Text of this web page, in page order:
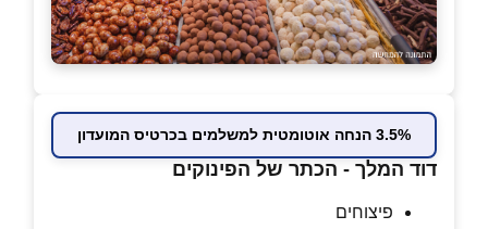
3.5% הנחה אוטומטית למשלמים בכרטיס המועדון
דוד המלך - הכתר של הפינוקים
פיצוחים